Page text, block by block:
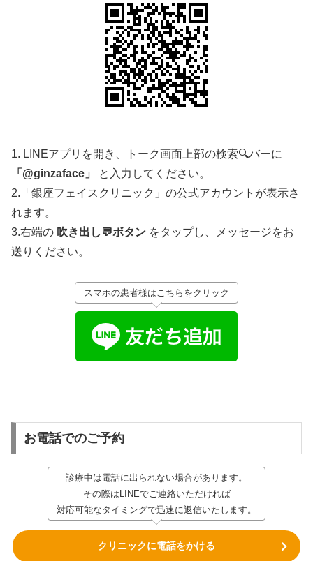
1. LINEアプリを開き、トーク画面上部の検索🔍バーに
「@ginzaface」
と入力してください。
2.「銀座フェイスクリニック」の公式アカウントが表示さ
れます。
3.右端の 吹き出し💬ボタン をタップし、メッセージをお
送りください。
スマホの患者様はこちらをクリック
お電話でのご予約
診療中は電話に出られない場合があります。
その際はLINEでご連絡いただければ
対応可能なタイミングで迅速に返信いたします。
クリニックに電話をかける